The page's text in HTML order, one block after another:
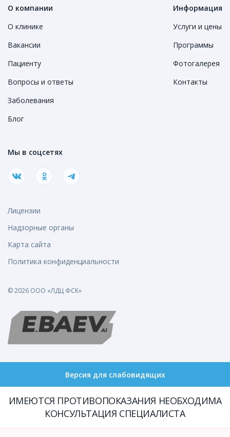
О компании
О клинике
Вакансии
Пациенту
Вопросы и ответы
Заболевания
Блог
Информация
Услуги и цены
Программы
Фотогалерея
Контакты
Мы в соцсетях
Лицензии
Надзорные органы
Карта сайта
Политика конфиденциальности
© 2026 ООО «ЛДЦ ФСК»
Версия для слабовидящих
ИМЕЮТСЯ ПРОТИВОПОКАЗАНИЯ НЕОБХОДИМА
КОНСУЛЬТАЦИЯ СПЕЦИАЛИСТА